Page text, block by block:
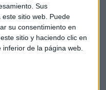
Sus
sitio web. Puede
su consentimiento en
sitio y haciendo clic en
de la página web.
Carl Icahn